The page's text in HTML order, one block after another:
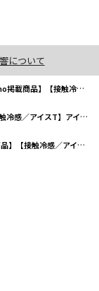
について
接触冷感／アイスT】アイスポケット半袖Tシャツ
T】アイスポケット半袖Tシャツ
アイスT】アイスポケット半袖Tシャツ